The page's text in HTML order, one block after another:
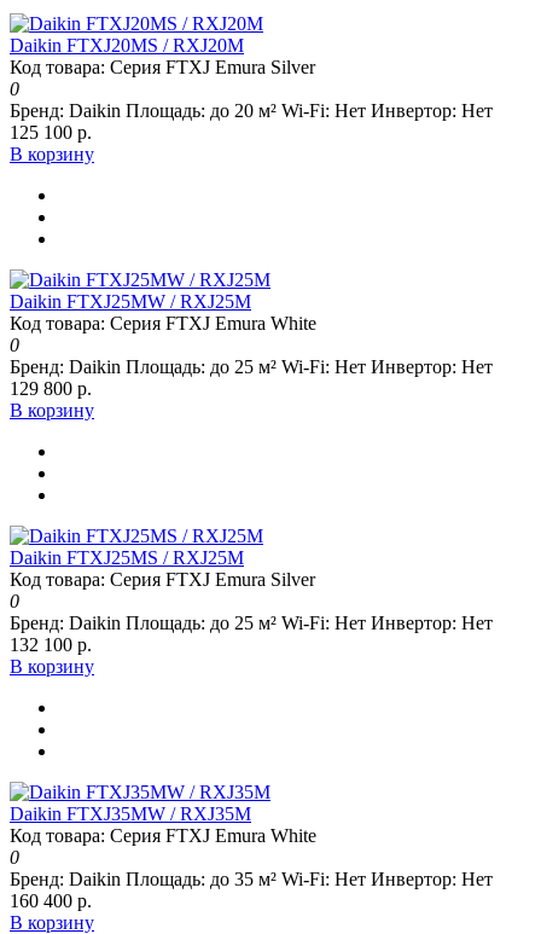
Daikin FTXJ20MS / RXJ20M
Код товара: Серия FTXJ Emura Silver
0
Бренд: Daikin Площадь: до 20 м² Wi-Fi: Нет Инвертор: Нет
125 100 р.
В корзину
Daikin FTXJ25MW / RXJ25M
Код товара: Серия FTXJ Emura White
0
Бренд: Daikin Площадь: до 25 м² Wi-Fi: Нет Инвертор: Нет
129 800 р.
В корзину
Daikin FTXJ25MS / RXJ25M
Код товара: Серия FTXJ Emura Silver
0
Бренд: Daikin Площадь: до 25 м² Wi-Fi: Нет Инвертор: Нет
132 100 р.
В корзину
Daikin FTXJ35MW / RXJ35M
Код товара: Серия FTXJ Emura White
0
Бренд: Daikin Площадь: до 35 м² Wi-Fi: Нет Инвертор: Нет
160 400 р.
В корзину